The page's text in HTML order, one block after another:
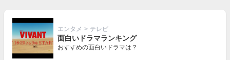
エンタメ > テレビ
面白いドラマランキング
おすすめの面白いドラマは？